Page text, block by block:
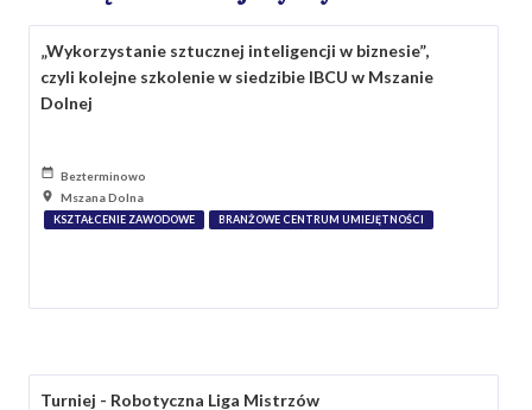
„Wykorzystanie sztucznej inteligencji w biznesie”,
czyli kolejne szkolenie w siedzibie IBCU w Mszanie
Dolnej
Bezterminowo
Mszana Dolna
KSZTAŁCENIE ZAWODOWE BRANŻOWE CENTRUM UMIEJĘTNOŚCI
Turniej - Robotyczna Liga Mistrzów